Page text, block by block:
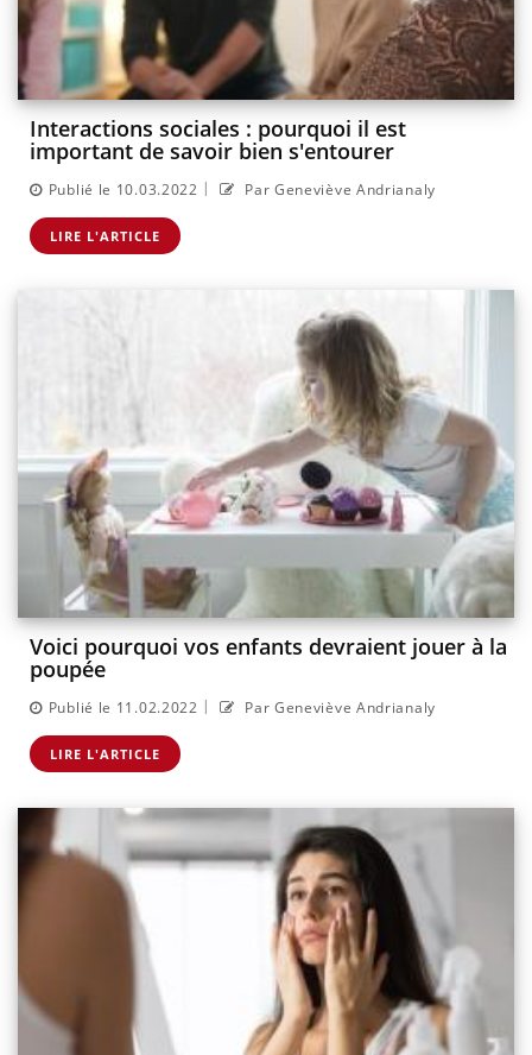
Interactions sociales : pourquoi il est
important de savoir bien s'entourer
Publié le 10.03.2022 | Par Geneviève Andrianaly
LIRE L'ARTICLE
Voici pourquoi vos enfants devraient jouer à la
poupée
Publié le 11.02.2022 | Par Geneviève Andrianaly
LIRE L'ARTICLE